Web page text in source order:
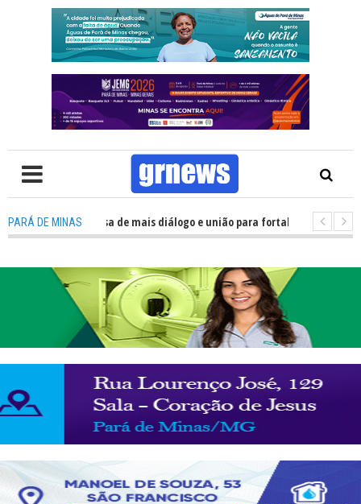
PARÁ DE MINAS
TV: Política precisa de mais diálogo e união para fortalecer Minas e